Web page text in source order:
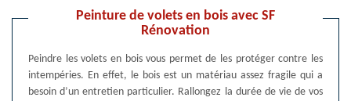
Peinture de volets en bois avec SF
Rénovation
Peindre les volets en bois vous permet de les protéger contre les
intempéries. En effet, le bois est un matériau assez fragile qui a
besoin d’un entretien particulier. Rallongez la durée de vie de vos